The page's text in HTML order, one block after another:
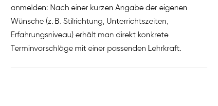
anmelden: Nach einer kurzen Angabe der eigenen
Wünsche (z. B. Stilrichtung, Unterrichtszeiten,
Erfahrungsniveau) erhält man direkt konkrete
Terminvorschläge mit einer passenden Lehrkraft.